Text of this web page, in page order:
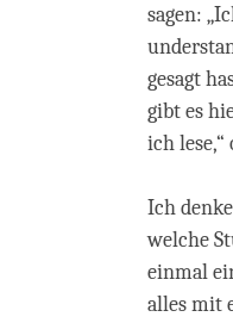
sagen:
gesagt
gibt es
ich lese,“
Ich
welche
einmal
alles mit